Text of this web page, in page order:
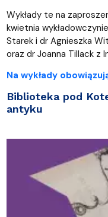
Wykłady te na
kwietnia
Starek i dr Agnieszka
oraz dr Joanna Tillack z
Na wykłady
Biblioteka pod
antyku